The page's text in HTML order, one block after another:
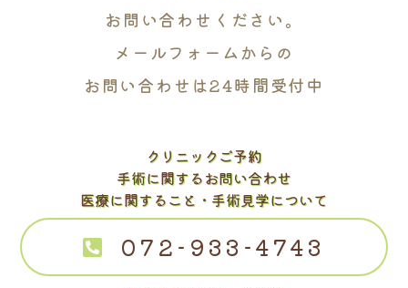
お問い合わせください。
メールフォームからの
お問い合わせは24時間受付中
クリニックご予約
手術に関するお問い合わせ
医療に関すること・手術見学について
072-933-4743